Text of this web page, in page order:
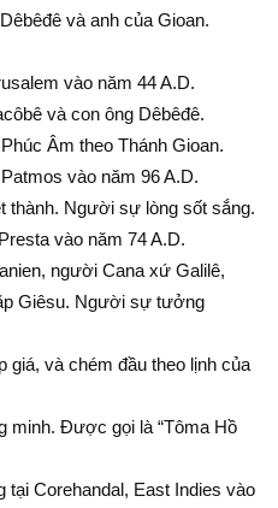
và anh của Gioan.
vào năm 44 A.D.
và con ông Dêbêđê.
Âm theo Thánh Gioan.
vào năm 96 A.D.
thành. Người sự lòng sốt sắng.
vào năm 74 A.D.
người Cana xứ Galilê,
Giêsu. Người sự tưởng
giá, và chém đầu theo lịnh của
minh. Ðược gọi là “Tôma Hồ
Corehandal, East Indies vào